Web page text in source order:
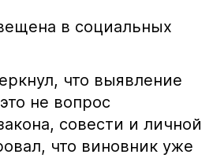
в социальных
что выявление
не вопрос
совести и личной
что виновник уже